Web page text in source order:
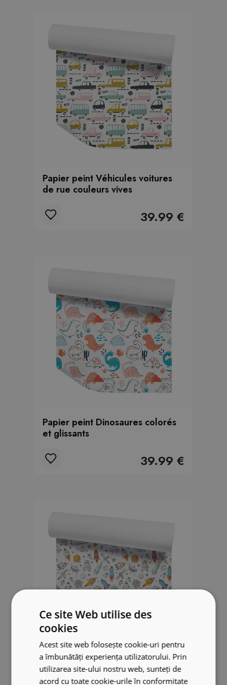
Papier peint Véhicules voitures
de rue couleurs vives
39.99 €
Papier peint Dinosaures colorés
et glissants
39.99 €
Papier peint Expédition spatiale
astronaute blanc
Ce site Web utilise des
cookies
Acest site web folosește cookie-uri pentru
a îmbunătăți experiența utilizatorului. Prin
utilizarea site-ului nostru web, sunteți de
acord cu toate cookie-urile în conformitate